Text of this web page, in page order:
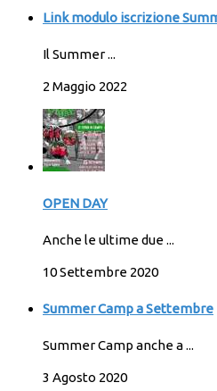
Link modulo iscrizione
Il Summer ...
2 Maggio 2022
OPEN DAY
Anche le ultime due ...
10 Settembre 2020
Summer Camp a Settembre
Summer Camp anche a ...
3 Agosto 2020